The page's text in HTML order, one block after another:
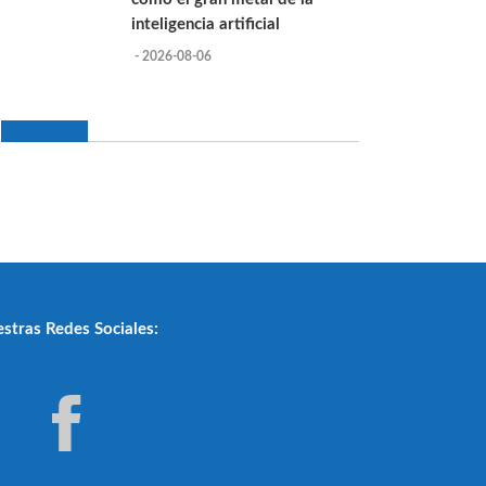
inteligencia artificial
- 2026-08-06
Redes Sociales: